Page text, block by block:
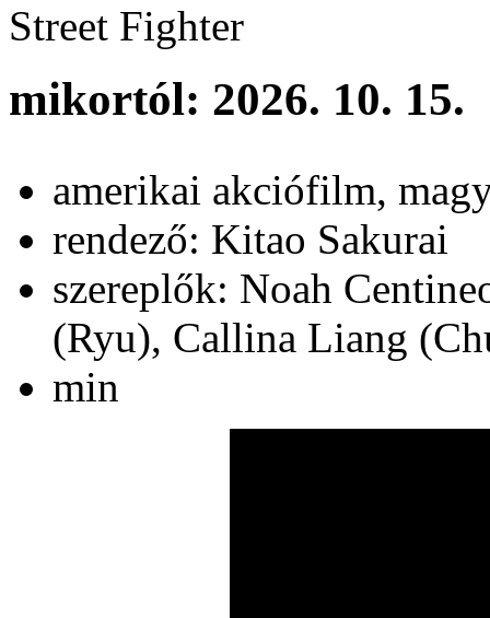
Street Fighter
mikortól: 2026. 10. 15.
amerikai akciófilm,
rendező: Kitao Sakurai
szereplők: Noah
(Ryu), Callina Liang
min